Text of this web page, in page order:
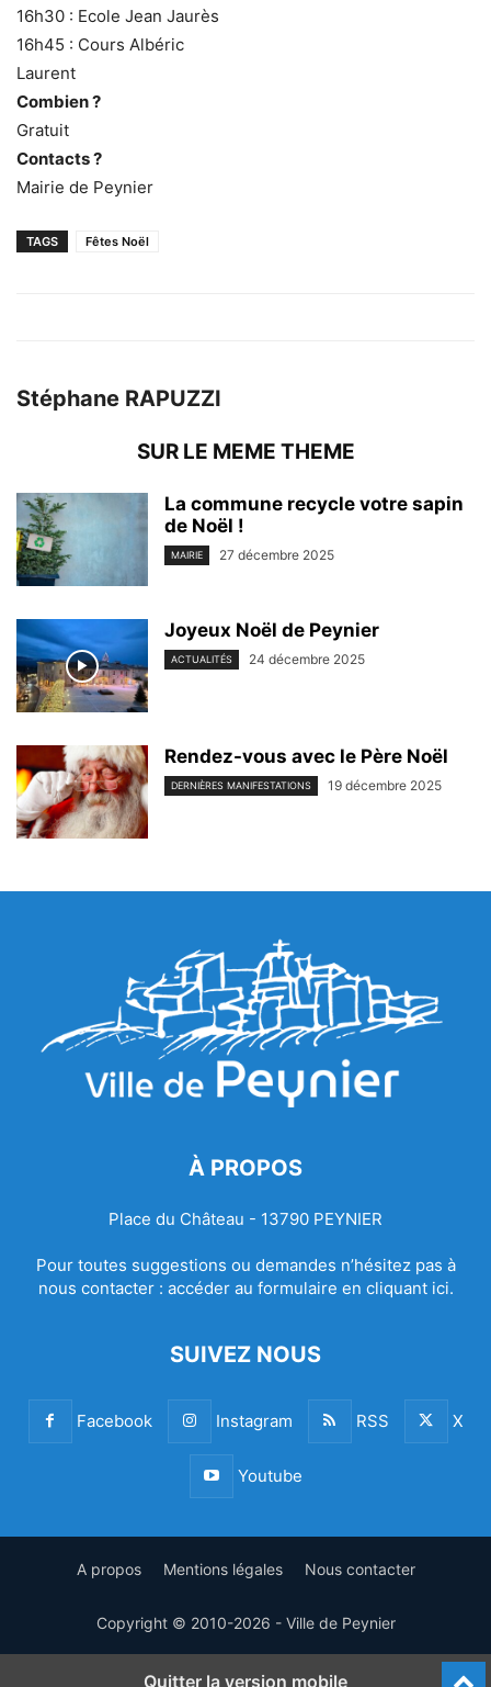
16h30 : Ecole Jean Jaurès
16h45 : Cours Albéric
Laurent
Combien ?
Gratuit
Contacts ?
Mairie de Peynier
TAGS Fêtes Noël
Stéphane RAPUZZI
SUR LE MEME THEME
La commune recycle votre sapin
de Noël !
MAIRIE 27 décembre 2025
Joyeux Noël de Peynier
ACTUALITÉS 24 décembre 2025
Rendez-vous avec le Père Noël
DERNIÈRES MANIFESTATIONS 19 décembre 2025
À PROPOS
Place du Château - 13790 PEYNIER
Pour toutes suggestions ou demandes n’hésitez pas à
nous contacter : accéder au formulaire en cliquant ici.
SUIVEZ NOUS
Facebook Instagram RSS X
Youtube
A propos Mentions légales Nous contacter
Copyright © 2010-2026 - Ville de Peynier
Quitter la version mobile